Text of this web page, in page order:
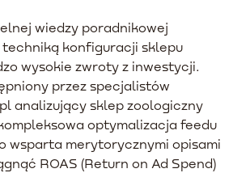
wiedzy poradnikowej
techniką konfiguracji sklepu
wysokie zwroty z inwestycji.
przez specjalistów
analizujący sklep zoologiczny
optymalizacja feedu
wsparta merytorycznymi opisami
ROAS (Return on Ad Spend)